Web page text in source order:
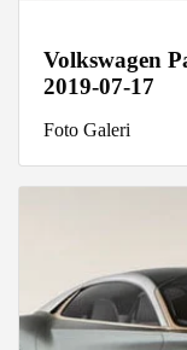
Volkswagen
2019-07-17
Foto Galeri